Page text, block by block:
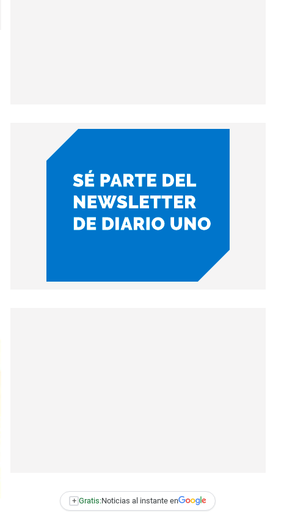
+ Gratis:Noticias al instante en